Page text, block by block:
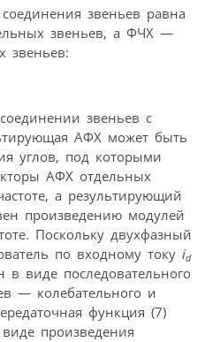
звеньев равна
звеньев, а ФЧХ —
звеньев:
звеньев с
АФХ может быть
углов, под которыми
АФХ отдельных
а результирующий
произведению модулей
Поскольку двухфазный
по входному току id
в виде последовательного
— колебательного и
функция (7)
произведения